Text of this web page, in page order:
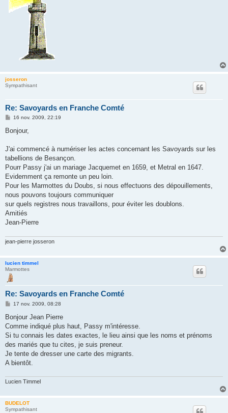
josseron
Sympathisant
Re: Savoyards en Franche Comté
M
s
g
16 nov. 2009, 22:19
Bonjour,
J'ai commencé à numériser les actes concernant les Savoyards sur les
tabellions de Besançon.
Pourr Passy j'ai un mariage Jacquemet en 1659, et Metral en 1647.
Evidemment ça remonte un peu loin.
Pour les Marmottes du Doubs, si nous effectuons des dépouillements,
nous pouvons toujours communiquer
sur quels registres nous travaillons, pour éviter les doublons.
Amitiés
Jean-Pierre
jean-pierre josseron
lucien timmel
Marmottes
Re: Savoyards en Franche Comté
M
s
a
g
17 nov. 2009, 08:28
Bonjour Jean Pierre
Comme indiqué plus haut, Passy m'intéresse.
Si tu connais les dates exactes, le lieu ainsi que les noms et prénoms
des mariés que tu cites, je suis preneur.
Je tente de dresser une carte des migrants.
A bientôt.
Lucien Timmel
BUDELOT
Sympathisant